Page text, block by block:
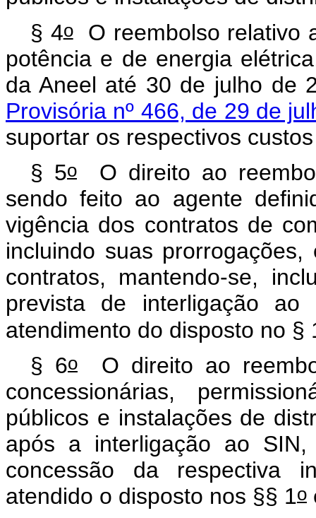
§ 4oO reembolso relativo
potência e de energia
da Aneel até 30 de julho de
Provisória nº 466, de 29 de
suportar os respectivos
§ 5o O direito ao
sendo feito ao agente
vigência dos contratos de
incluindo suas
contratos, mantendo-se,
prevista de interligação
atendimento do disposto no §
§ 6o O direito ao
concessionárias,
públicos e instalações de
após a interligação ao
concessão da respectiva
atendido o disposto nos §§ 1o